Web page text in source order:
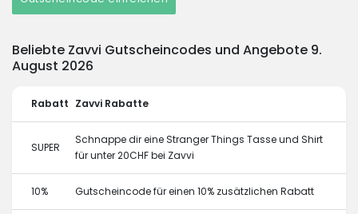
Beliebte Zavvi Gutscheincodes und Angebote 9.
August 2026
Rabatt Zavvi Rabatte
SUPER
Schnappe dir eine Stranger Things Tasse und Shirt
für unter 20CHF bei Zavvi
10% Gutscheincode für einen 10% zusätzlichen Rabatt